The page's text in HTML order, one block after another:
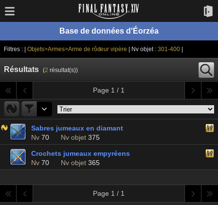
Base de données d'Éorzéa
Filtres : | Objets>Armes>Arme de rôdeur vipère | Nv objet :301-400
Résultats (2 résultat(s))
Page 1 / 1
Sabres jumeaux en diamant
Nv 70 Nv objet 375
Crochets jumeaux empyréens
Nv 70 Nv objet 365
Page 1 / 1